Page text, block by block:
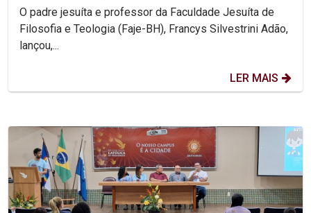
O padre jesuíta e professor da Faculdade Jesuíta de
Filosofia e Teologia (Faje-BH), Francys Silvestrini Adão,
lançou,...
LER MAIS